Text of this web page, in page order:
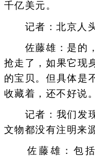
千亿美元。
记者：北京人头
佐藤雄：是的，
抢走了，如果它现
的宝贝。但具体是
收藏着，还不好说。
记者：我们发现
文物都没有注明来
佐藤雄：包括